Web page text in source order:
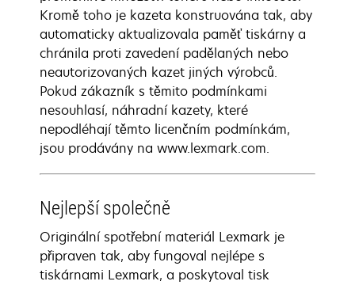
Kromě toho je kazeta konstruována tak, aby
automaticky aktualizovala paměť tiskárny a
chránila proti zavedení padělaných nebo
neautorizovaných kazet jiných výrobců.
Pokud zákazník s těmito podmínkami
nesouhlasí, náhradní kazety, které
nepodléhají těmto licenčním podmínkám,
jsou prodávány na www.lexmark.com.
Nejlepší společně
Originální spotřební materiál Lexmark je
připraven tak, aby fungoval nejlépe s
tiskárnami Lexmark, a poskytoval tisk